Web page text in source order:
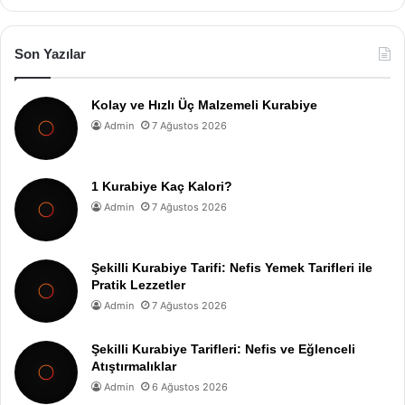
Son Yazılar
Kolay ve Hızlı Üç Malzemeli Kurabiye
Admin 7 Ağustos 2026
1 Kurabiye Kaç Kalori?
Admin 7 Ağustos 2026
Şekilli Kurabiye Tarifi: Nefis Yemek Tarifleri ile
Pratik Lezzetler
Admin 7 Ağustos 2026
Şekilli Kurabiye Tarifleri: Nefis ve Eğlenceli
Atıştırmalıklar
Admin 6 Ağustos 2026